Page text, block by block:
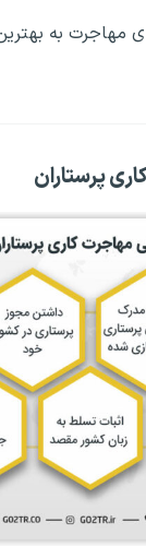
مهاجرت به
پرستاران